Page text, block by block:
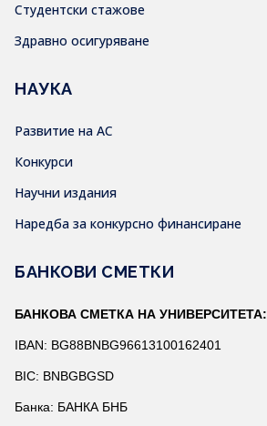
Студентски стажове
Здравно осигуряване
НАУКА
Развитие на АС
Конкурси
Научни издания
Наредба за конкурсно финансиране
БАНКОВИ СМЕТКИ
БАНКОВА СМЕТКА НА УНИВЕРСИТЕТА:
IBAN: BG88BNBG96613100162401
BIC: BNBGBGSD
Банка: БАНКА БНБ